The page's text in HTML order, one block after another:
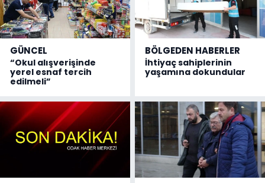
GÜNCEL
“Okul alışverişinde
yerel esnaf tercih
edilmeli”
BÖLGEDEN HABERLER
İhtiyaç sahiplerinin
yaşamına dokundular